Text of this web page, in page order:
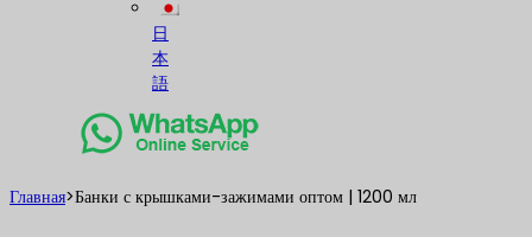
日
本
語
Главная>Банки с крышками-зажимами оптом | 1200 мл